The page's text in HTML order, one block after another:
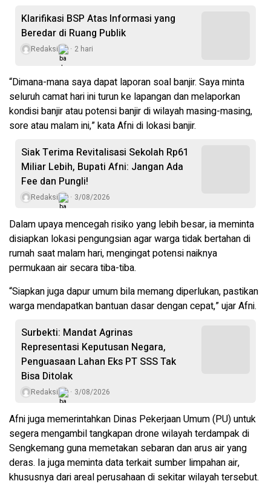
Klarifikasi BSP Atas Informasi yang
Beredar di Ruang Publik
Redaksi 2 hari
“Dimana-mana saya dapat laporan soal banjir. Saya minta
seluruh camat hari ini turun ke lapangan dan melaporkan
kondisi banjir atau potensi banjir di wilayah masing-masing,
sore atau malam ini,” kata Afni di lokasi banjir.
Siak Terima Revitalisasi Sekolah Rp61
Miliar Lebih, Bupati Afni: Jangan Ada
Fee dan Pungli!
Redaksi 3/08/2026
Dalam upaya mencegah risiko yang lebih besar, ia meminta
disiapkan lokasi pengungsian agar warga tidak bertahan di
rumah saat malam hari, mengingat potensi naiknya
permukaan air secara tiba-tiba.
“Siapkan juga dapur umum bila memang diperlukan, pastikan
warga mendapatkan bantuan dasar dengan cepat,” ujar Afni.
Surbekti: Mandat Agrinas
Representasi Keputusan Negara,
Penguasaan Lahan Eks PT SSS Tak
Bisa Ditolak
Redaksi 3/08/2026
Afni juga memerintahkan Dinas Pekerjaan Umum (PU) untuk
segera mengambil tangkapan drone wilayah terdampak di
Sengkemang guna memetakan sebaran dan arus air yang
deras. Ia juga meminta data terkait sumber limpahan air,
khususnya dari areal perusahaan di sekitar wilayah tersebut.